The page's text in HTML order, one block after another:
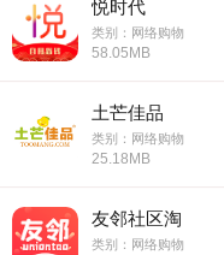
悦时代
类别：网络购物
58.05MB
土芒佳品
类别：网络购物
25.18MB
友邻社区淘
类别：网络购物